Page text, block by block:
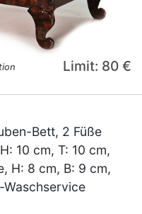
Limit: 80 €
Bett, 2 Füße
10 cm, T: 10 cm,
H: 8 cm, B: 9 cm,